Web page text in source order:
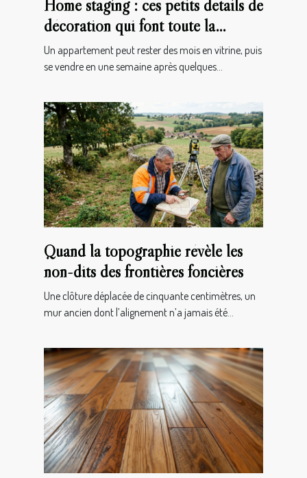
Home staging : ces petits détails de
décoration qui font toute la
différence
Un appartement peut rester des mois en vitrine, puis
se vendre en une semaine après quelques...
Quand la topographie révèle les
non-dits des frontières foncières
Une clôture déplacée de cinquante centimètres, un
mur ancien dont l’alignement n’a jamais été...